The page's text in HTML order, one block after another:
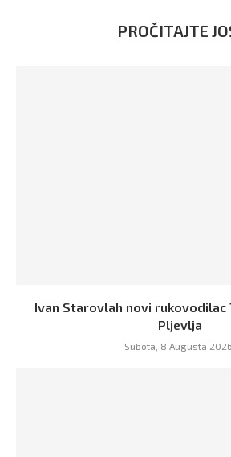
PROČITAJTE
Ivan Starovlah novi rukovodilac
Pljevlja
Subota, 8 Augusta 2026,